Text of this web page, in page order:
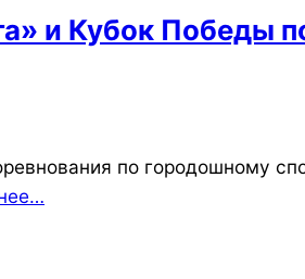
и Кубок Победы
по городошному